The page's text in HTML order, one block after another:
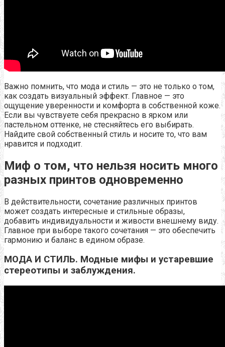
Важно помнить, что мода и стиль — это не только о том,
как создать визуальный эффект. Главное — это
ощущение уверенности и комфорта в собственной коже.
Если вы чувствуете себя прекрасно в ярком или
пастельном оттенке, не стесняйтесь его выбирать.
Найдите свой собственный стиль и носите то, что вам
нравится и подходит.
Миф о том, что нельзя носить много
разных принтов одновременно
В действительности, сочетание различных принтов
может создать интересные и стильные образы,
добавить индивидуальности и живости внешнему виду.
Главное при выборе такого сочетания — это обеспечить
гармонию и баланс в едином образе.
МОДА И СТИЛЬ. Модные мифы и устаревшие
стереотипы и заблуждения.